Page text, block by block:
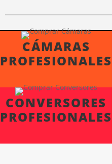
CÁMARAS
PROFESIONALES
CONVERSORES
PROFESIONALES